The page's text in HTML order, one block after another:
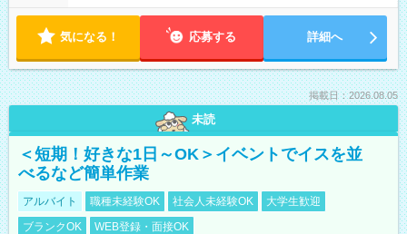
気になる！ 応募する 詳細へ
掲載日：2026.08.05
未読
＜短期！好きな1日～OK＞イベントでイスを並
べるなど簡単作業
アルバイト 職種未経験OK 社会人未経験OK
大学生歓迎
ブランクOK
WEB登録・面接OK